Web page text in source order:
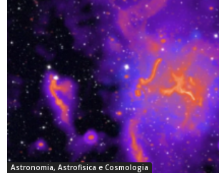
Astronomia, Astrofisica e Cosmologia